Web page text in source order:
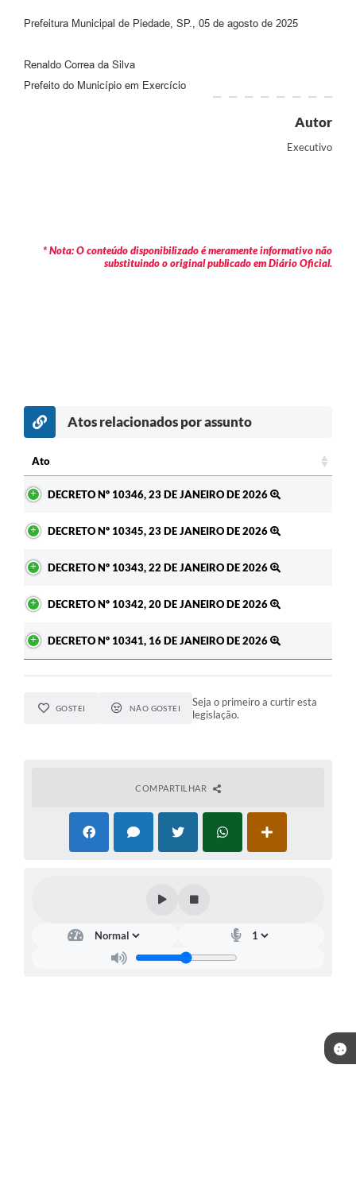
Prefeitura Municipal de Piedade, SP., 05 de agosto de 2025
Renaldo Correa da Silva
Prefeito do Município em Exercício
Autor
Executivo
* Nota: O conteúdo disponibilizado é meramente informativo não
substituindo o original publicado em Diário Oficial.
Atos relacionados por assunto
Ato
DECRETO Nº 10346, 23 DE JANEIRO DE 2026
DECRETO Nº 10345, 23 DE JANEIRO DE 2026
DECRETO Nº 10343, 22 DE JANEIRO DE 2026
DECRETO Nº 10342, 20 DE JANEIRO DE 2026
DECRETO Nº 10341, 16 DE JANEIRO DE 2026
GOSTEI NÃO GOSTEI
Seja o primeiro a curtir esta
legislação.
COMPARTILHAR